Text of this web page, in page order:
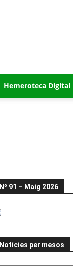
Hemeroteca Digital
Nº 91 – Maig 2026
Notícies per mesos